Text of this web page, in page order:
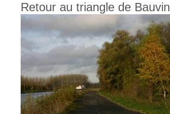
Retour au triangle de Bauvin